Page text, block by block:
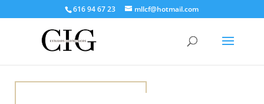
616 94 67 23 mllcf@hotmail.com